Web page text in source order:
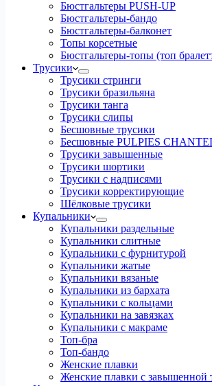
Бюстгальтеры PUSH-UP
Бюстгальтеры-бандо
Бюстгальтеры-балконет
Топы корсетные
Бюстгальтеры-топы (топ
Трусики
Трусики стринги
Трусики бразильяна
Трусики танга
Трусики слипы
Бесшовные трусики
Бесшовные PULPIES
Трусики завышенные
Трусики шортики
Трусики с надписями
Трусики корректирующие
Шёлковые трусики
Купальники
Купальники раздельные
Купальники слитные
Купальники с фурнитурой
Купальники жатые
Купальники вязаные
Купальники из бархата
Купальники с кольцами
Купальники на завязках
Купальники с макраме
Топ-бра
Топ-бандо
Женские плавки
Женские плавки с завышенной